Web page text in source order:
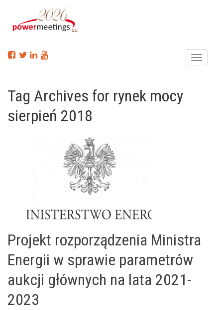
Menu
Tag Archives for rynek mocy
sierpień 2018
Projekt rozporządzenia Ministra
Energii w sprawie parametrów
aukcji głównych na lata 2021-
2023